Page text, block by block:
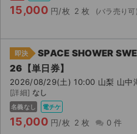
15,000 円/枚 2 枚
即決
SPACE SHOWER
26【単日券】
2026/08/29(土) 10:00 山梨 山中
[詳細] なし
名義なし 電チケ
15,000 円/枚 2 枚 0 件